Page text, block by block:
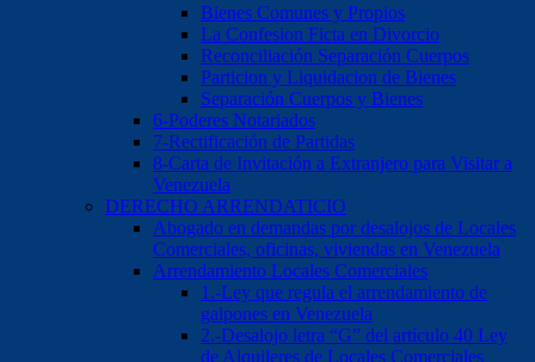
Bienes Comunes y Propios
La Confesion Ficta en Divorcio
Reconciliación Separación Cuerpos
Particion y Liquidacion de Bienes
Separación Cuerpos y Bienes
6-Poderes Notariados
7-Rectificación de Partidas
8-Carta de Invitación a Extranjero para Visitar a
Venezuela
DERECHO ARRENDATICIO
Abogado en demandas por desalojos de Locales
Comerciales, oficinas, viviendas en Venezuela
Arrendamiento Locales Comerciales
1.-Ley que regula el arrendamiento de
galpones en Venezuela
2.-Desalojo letra “G” del artículo 40 Ley
de Alquileres de Locales Comerciales